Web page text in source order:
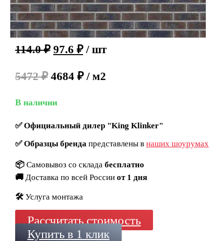
114.0₽ 97.6 ₽ / шт
5472 ₽4684 ₽ / м2
В наличии
✅Официальный дилер "King Klinker"
✅Образцы брендапредставлены в наших шоурумах
📦 Самовывоз со склада бесплатно
🚚 Доставка по всей России от 1 дня
🛠️ Услуга монтажа
Рассчитать стоимость
Купить в 1 клик